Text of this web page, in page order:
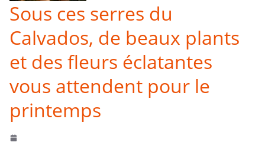
Sous ces serres du
Calvados, de beaux plants
et des fleurs éclatantes
vous attendent pour le
printemps